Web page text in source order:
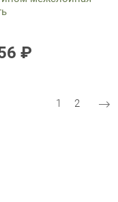
₽
Текущая
1 Страница
2